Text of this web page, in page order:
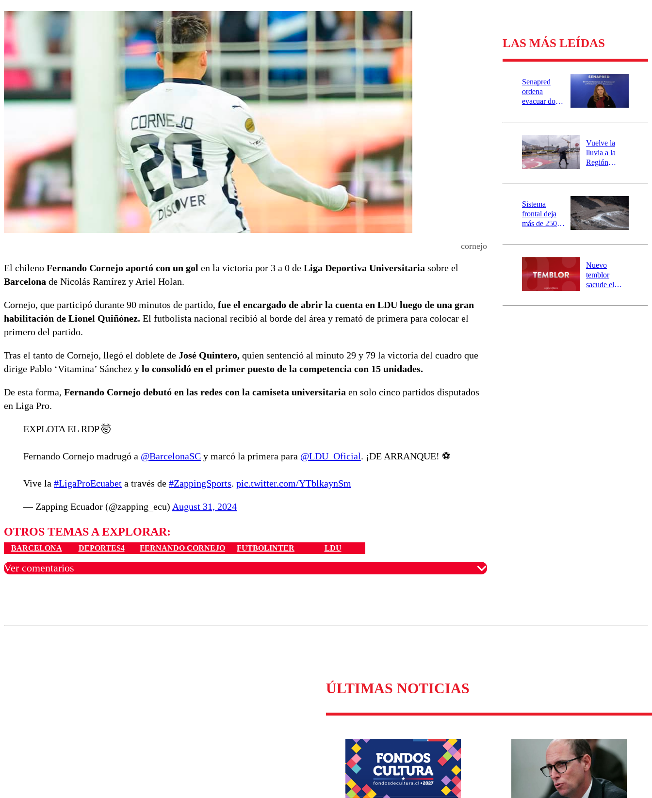
cornejo
El chileno Fernando Cornejo aportó con un gol en la victoria por 3 a 0 de Liga Deportiva Universitaria sobre el
Barcelona de Nicolás Ramírez y Ariel Holan.
Cornejo, que participó durante 90 minutos de partido, fue el encargado de abrir la cuenta en LDU luego de una gran
habilitación de Lionel Quiñónez. El futbolista nacional recibió al borde del área y remató de primera para colocar el
primero del partido.
Tras el tanto de Cornejo, llegó el doblete de José Quintero, quien sentenció al minuto 29 y 79 la victoria del cuadro que
dirige Pablo ‘Vitamina’ Sánchez y lo consolidó en el primer puesto de la competencia con 15 unidades.
De esta forma, Fernando Cornejo debutó en las redes con la camiseta universitaria en solo cinco partidos disputados
en Liga Pro.
EXPLOTA EL RDP 🤯
Fernando Cornejo madrugó a @BarcelonaSC y marcó la primera para @LDU_Oficial. ¡DE ARRANQUE! ⚽️
Vive la #LigaProEcuabet a través de #ZappingSports. pic.twitter.com/YTblkaynSm
— Zapping Ecuador (@zapping_ecu) August 31, 2024
OTROS TEMAS A EXPLORAR:
BARCELONA DEPORTES4 FERNANDO CORNEJO FUTBOLINTER LDU
Ver comentarios
LAS MÁS LEÍDAS
Senapred
ordena
evacuar dos
Carahue por
río Damas:
activa
mensajería
SAE
Vuelve la
lluvia a la
Región
este es el
la DMC para
este viernes
Sistema
frontal deja
más de 250
y 317
aisladas entre
Valparaíso y
Los Ríos
Nuevo
temblor
sacude el
revisa la
ÚLTIMAS NOTICIAS